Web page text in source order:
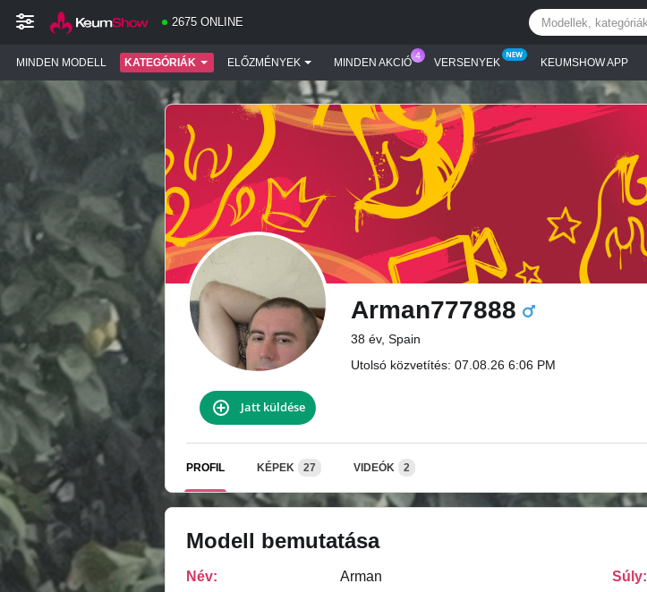
2675 ONLINE
MINDEN MODELL KATEGÓRIÁK ELŐZMÉNYEK MINDEN AKCIÓ VERSENYEK KEUMSHOW APP
Arman777888
38 év, Spain
Utolsó közvetítés: 07.08.26 6:06 PM
Jatt küldése
PROFIL KÉPEK 27 VIDEÓK 2
Modell bemutatása
Név:
Arman
Súly: